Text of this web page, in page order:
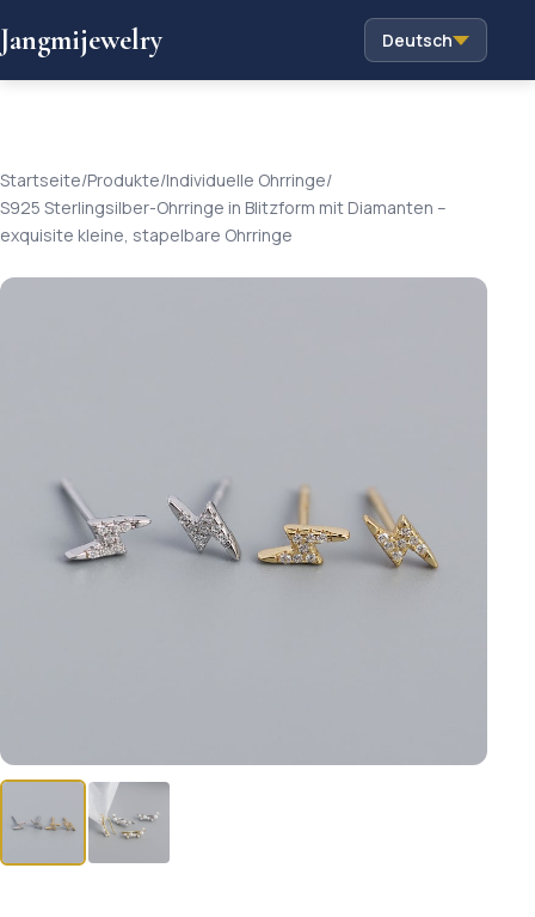
Jangmijewelry Deutsch
Startseite/Produkte/Individuelle Ohrringe/
S925 Sterlingsilber-Ohrringe in Blitzform mit Diamanten –
exquisite kleine, stapelbare Ohrringe